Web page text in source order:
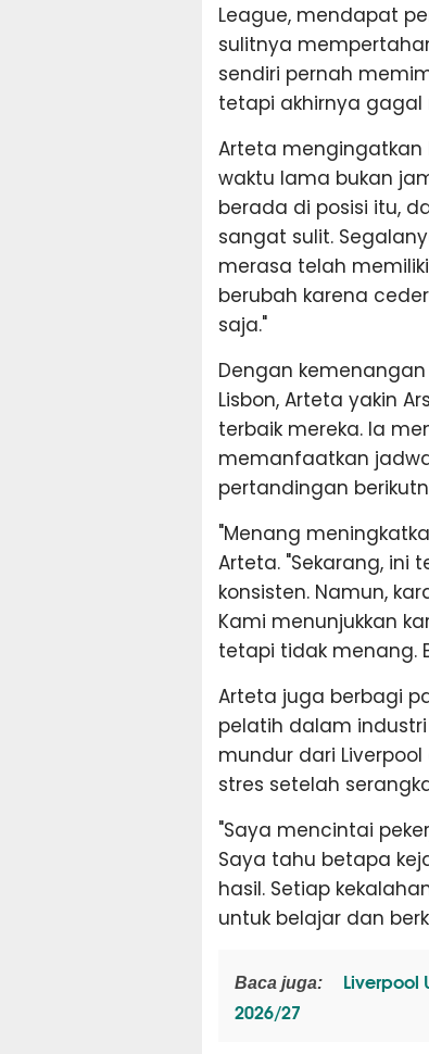
League, mendapat
sulitnya
sendiri pernah
tetapi akhirnya gagal
Arteta
waktu lama bukan
berada di posisi itu,
sangat sulit.
merasa telah
berubah karena
saja."
Dengan
Lisbon, Arteta yakin
terbaik mereka. Ia
memanfaatkan
pertandingan
"Menang
Arteta. "Sekarang,
konsisten. Namun,
Kami menunjukkan
tetapi tidak menang.
Arteta juga berbagi
pelatih dalam
mundur dari
stres setelah
"Saya mencintai
Saya tahu betapa
hasil. Setiap
untuk belajar dan
Baca juga:
Liverpool
2026/27